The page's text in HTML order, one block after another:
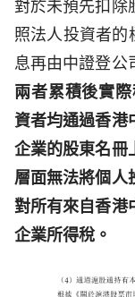
對於未預先扣除
照法人投資者的
息再由中證登公
兩者累積後實
資者均通過香港
企業的股東名冊
層面無法將個人
對所有來自香港
企業所得稅。